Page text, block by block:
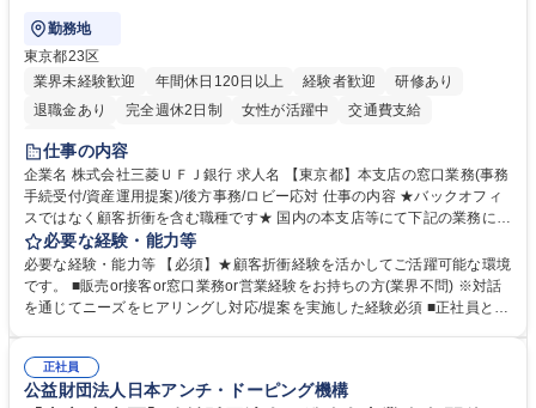
勤務地
東京都23区
業界未経験歓迎
年間休日120日以上 経験者歓迎
研修あり
退職金あり
完全週休2日制 女性が活躍中
交通費支給
土日祝休み
仕事の内容
企業名 株式会社三菱ＵＦＪ銀行 求人名 【東京都】本支店の窓口業務(事務
手続受付/資産運用提案)/後方事務/ロビー応対 仕事の内容 ★バックオフィ
スではなく顧客折衝を含む職種です★ 国内の本支店等にて下記の業務に従
事していただきます。 ■窓口/後方/ロビーにて事務手続等の受付・オペレ
ーション、お客様対応 ■窓口にて、ご来店された個人のお客様に対して金
融商品のご提案 ■効率的な事務運用の検討・構築等 ≪業務紹介：ご応募前
に必ずご覧ください≫ ※記事 https://www.mysite.bk.mufg.jp/career/circle/
必要な経験・能力等
必要な経験・能力等 【必須】★顧客折衝経験を活かしてご活躍可能な環境
です。 ■販売or接客or窓口業務or営業経験をお持ちの方(業界不問) ※対話
を通じてニーズをヒアリングし対応/提案を実施した経験必須 ■正社員とし
るので安心して入行いただけます。 幅広いキャリアの選択肢があり、公募
や社内副業等を活用し、 一人ひとりが挑戦できるカルチャーが浸透してい
正社員
公益財団法人日本アンチ・ドーピング機構